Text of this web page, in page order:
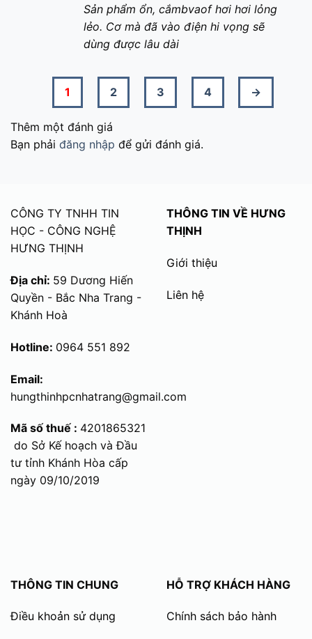
Sản phẩm ổn, cắmbvaof hơi hơi lỏng
lẻo. Cơ mà đã vào điện hi vọng sẽ
dùng được lâu dài
1 2 3 4 →
Thêm một đánh giá
Bạn phải đăng nhập để gửi đánh giá.
CÔNG TY TNHH TIN
HỌC - CÔNG NGHỆ
HƯNG THỊNH
Địa chỉ: 59 Dương Hiến
Quyền - Bắc Nha Trang -
Khánh Hoà
Hotline: 0964 551 892
Email:
hungthinhpcnhatrang@gmail.com
Mã số thuế : 4201865321
do Sở Kế hoạch và Đầu
tư tỉnh Khánh Hòa cấp
ngày 09/10/2019
THÔNG TIN VỀ HƯNG
THỊNH
Giới thiệu
Liên hệ
THÔNG TIN CHUNG
Điều khoản sử dụng
HỖ TRỢ KHÁCH HÀNG
Chính sách bảo hành